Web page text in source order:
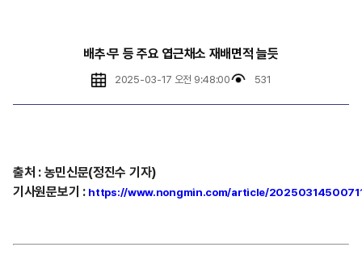
배추·무 등 주요 엽근채소 재배면적 늘듯
2025-03-17 오전 9:48:00 531
출처 : 농민신문(정진수 기자)
기사원문보기 : https://www.nongmin.com/article/